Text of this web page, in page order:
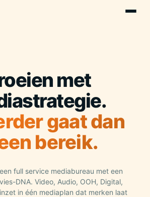
met
gaat dan
bereik.
full service mediabureau met een
DNA. Video, Audio, OOH, Digital,
in één mediaplan dat merken laat